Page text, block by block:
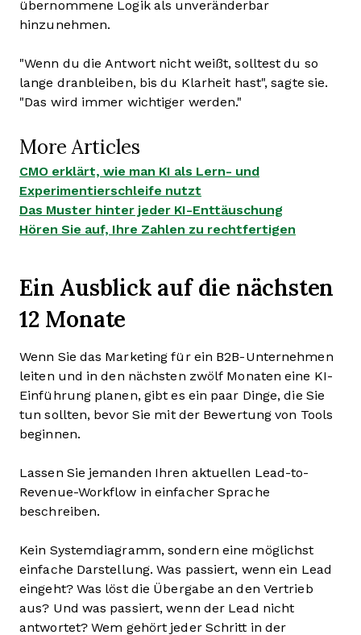
übernommene Logik als unveränderbar
hinzunehmen.
"Wenn du die Antwort nicht weißt, solltest du so
lange dranbleiben, bis du Klarheit hast", sagte sie.
"Das wird immer wichtiger werden."
More Articles
CMO erklärt, wie man KI als Lern- und
Experimentierschleife nutzt
Das Muster hinter jeder KI-Enttäuschung
Hören Sie auf, Ihre Zahlen zu rechtfertigen
Ein Ausblick auf die nächsten
12 Monate
Wenn Sie das Marketing für ein B2B-Unternehmen
leiten und in den nächsten zwölf Monaten eine KI-
Einführung planen, gibt es ein paar Dinge, die Sie
tun sollten, bevor Sie mit der Bewertung von Tools
beginnen.
Lassen Sie jemanden Ihren aktuellen Lead-to-
Revenue-Workflow in einfacher Sprache
beschreiben.
Kein Systemdiagramm, sondern eine möglichst
einfache Darstellung. Was passiert, wenn ein Lead
eingeht? Was löst die Übergabe an den Vertrieb
aus? Und was passiert, wenn der Lead nicht
antwortet? Wem gehört jeder Schritt in der